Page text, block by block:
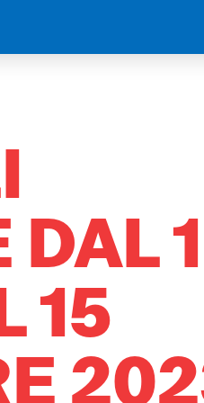
DAL
15